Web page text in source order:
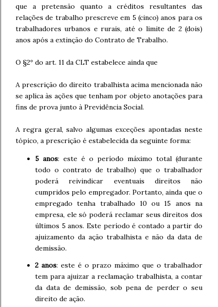
que a pretensão quanto a créditos resultantes das
relações de trabalho prescreve em 5 (cinco) anos para os
trabalhadores urbanos e rurais, até o limite de 2 (dois)
anos após a extinção do Contrato de Trabalho.
O §2º do art. 11 da CLT estabelece ainda que
A prescrição do direito trabalhista acima mencionada não
se aplica às ações que tenham por objeto anotações para
fins de prova junto à Previdência Social.
A regra geral, salvo algumas exceções apontadas neste
tópico, a prescrição é estabelecida da seguinte forma:
5 anos: este é o período máximo total (durante
todo o contrato de trabalho) que o trabalhador
poderá reivindicar eventuais direitos não
cumpridos pelo empregador. Portanto, ainda que o
empregado tenha trabalhado 10 ou 15 anos na
empresa, ele só poderá reclamar seus direitos dos
últimos 5 anos. Este período é contado a partir do
ajuizamento da ação trabalhista e não da data de
demissão.
2 anos: este é o prazo máximo que o trabalhador
tem para ajuizar a reclamação trabalhista, a contar
da data de demissão, sob pena de perder o seu
direito de ação.